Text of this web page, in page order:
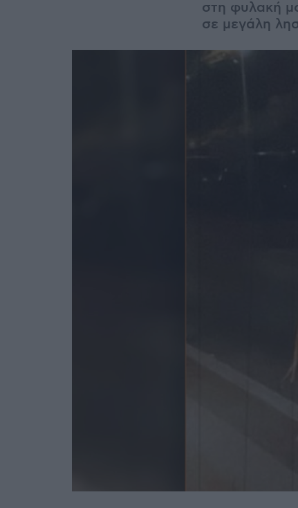
στη φυλακή
σε μεγάλη